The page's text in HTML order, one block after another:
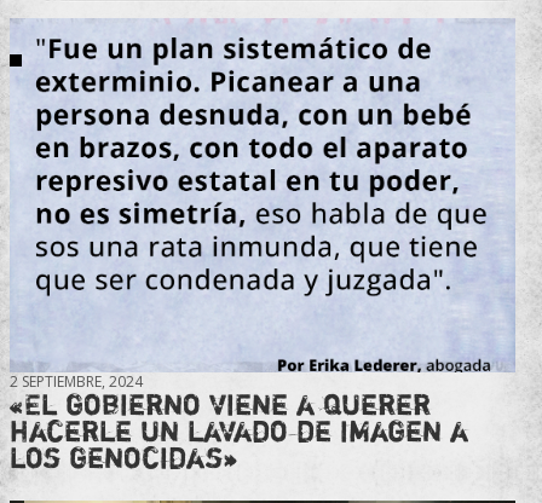
2 SEPTIEMBRE, 2024
«El gobierno viene a querer
hacerle un lavado de imagen a
los genocidas»